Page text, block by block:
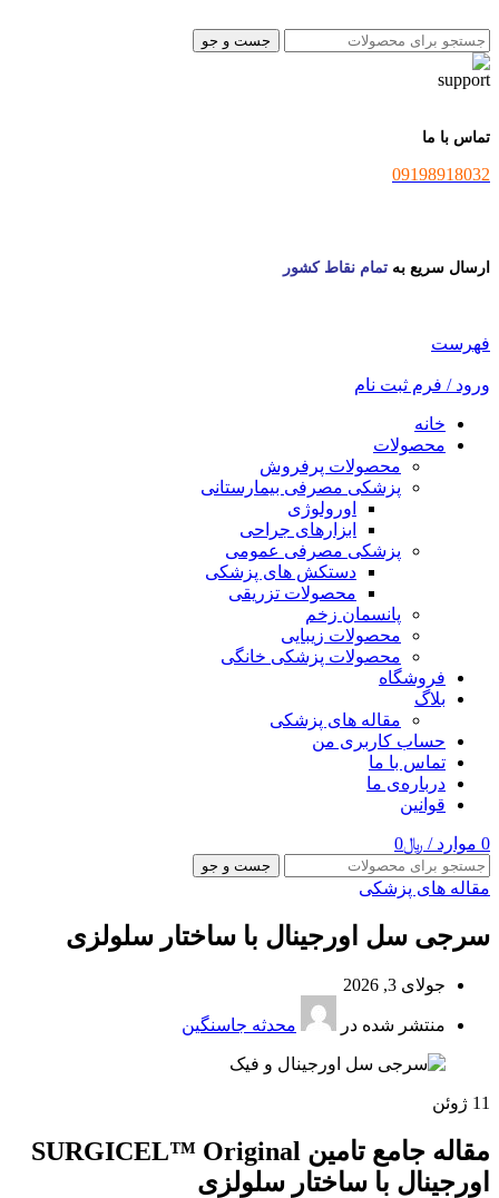
جست و جو
تماس با ما
09198918032
ارسال سریع به تمام نقاط کشور
فهرست
ورود / فرم ثبت نام
خانه
محصولات
محصولات پرفروش
پزشکی مصرفی بیمارستانی
اورولوژی
ابزارهای جراحی
پزشکی مصرفی عمومی
دستکش های پزشکی
محصولات تزریقی
پانسمان زخم
محصولات زیبایی
محصولات پزشکی خانگی
فروشگاه
بلاگ
مقاله های پزشکی
حساب کاربری من
تماس با ما
درباره‌ی ما
قوانین
0 موارد / ﷼0
جست و جو
مقاله های پزشکی
سرجی سل اورجینال با ساختار سلولزی
جولای 3, 2026
منتشر شده در محدثه جاسنگین
11 ژوئن
مقاله جامع تامین SURGICEL™ Original
اورجینال با ساختار سلولزی